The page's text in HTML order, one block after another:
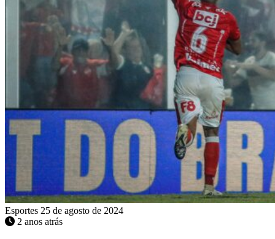
Esportes 25 de agosto de 2024
2 anos atrás